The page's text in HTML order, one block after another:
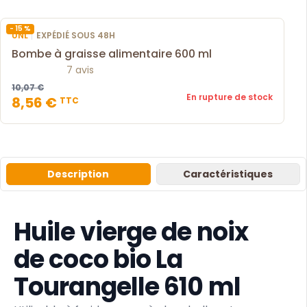
- 15 %
UNL| EXPÉDIÉ SOUS 48H
Bombe à graisse alimentaire 600 ml
7 avis
10,07 €
8,56 € TTC En rupture de stock
Description Caractéristiques
Huile vierge de noix
de coco bio La
Tourangelle 610 ml